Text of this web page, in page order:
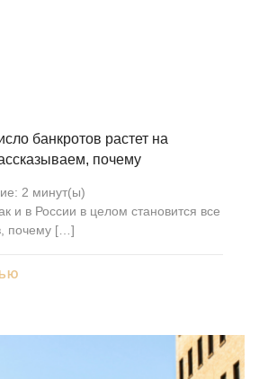
банкротов растет на
почему
2 минут(ы)
и в России в целом становится все
почему […]